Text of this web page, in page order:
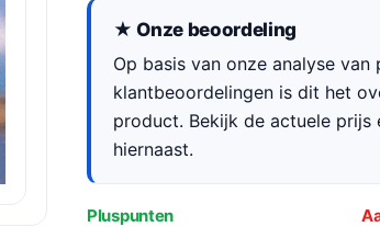
★ Onze beoordeling
Op basis van onze analyse
klantbeoordelingen is dit het
product. Bekijk de actuele
hiernaast.
Pluspunten